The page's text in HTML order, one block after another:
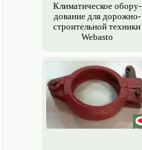
Климатическое обору­
дование для дорожно-
строительной техники
Webasto